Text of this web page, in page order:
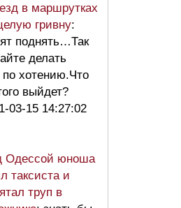
в маршрутках
гривну:
поднять…Так
делать
по хотению.Что
выйдет?
03-15 14:27:02
Одессой юноша
таксиста и
труп в